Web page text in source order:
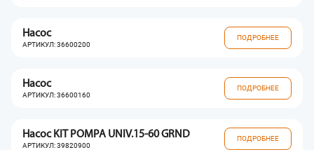
Насос
АРТИКУЛ: 36600200
ПОДРОБНЕЕ
Насос
АРТИКУЛ: 36600160
ПОДРОБНЕЕ
Насос KIT POMPA UNIV.15-60 GRND
АРТИКУЛ: 39820900
ПОДРОБНЕЕ